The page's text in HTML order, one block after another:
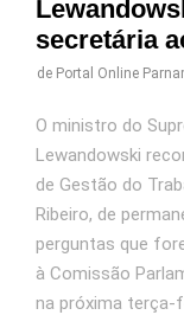
secretária
de Portal Online
O ministro do
Lewandowski
de Gestão do
Ribeiro, de
perguntas que
à Comissão
na próxima terça-